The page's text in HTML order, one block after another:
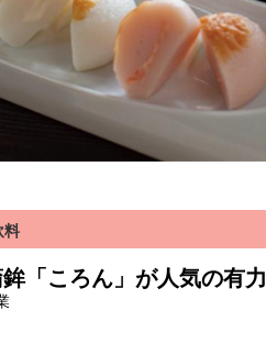
料
「ころん」が人気の有